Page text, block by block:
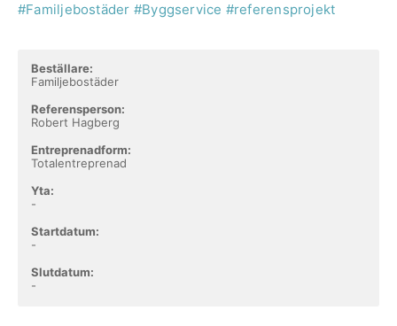
#Familjebostäder #Byggservice #referensprojekt
Beställare:
Familjebostäder
Referensperson:
Robert Hagberg
Entreprenadform:
Totalentreprenad
Yta:
-
Startdatum:
-
Slutdatum:
-